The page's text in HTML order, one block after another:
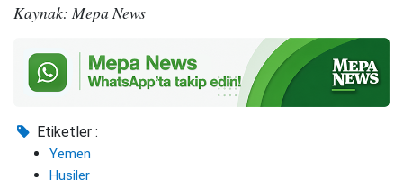
Kaynak: Mepa News
Etiketler :
Yemen
Husiler